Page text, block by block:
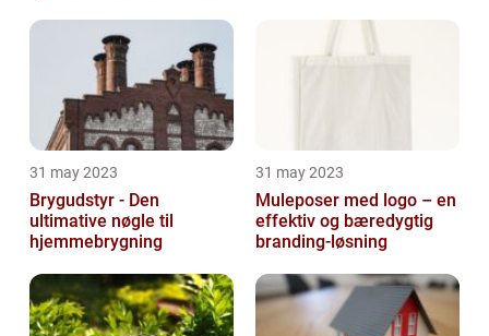
31 may 2023
Brygudstyr - Den
ultimative nøgle til
hjemmebrygning
31 may 2023
Muleposer med logo – en
effektiv og bæredygtig
branding-løsning